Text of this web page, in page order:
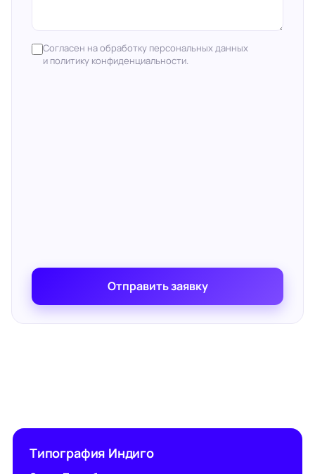
Согласен на обработку персональных данных
и политику конфиденциальности.
Отправить заявку
Типография Индиго